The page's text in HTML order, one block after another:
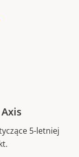
5-letniej